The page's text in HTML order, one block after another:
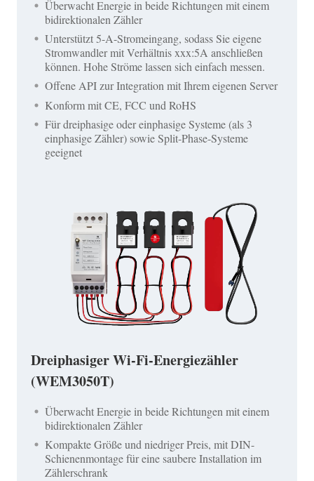
Überwacht Energie in beide Richtungen mit einem
bidirektionalen Zähler
Unterstützt 5-A-Stromeingang, sodass Sie eigene
Stromwandler mit Verhältnis xxx:5A anschließen
können. Hohe Ströme lassen sich einfach messen.
Offene API zur Integration mit Ihrem eigenen Server
Konform mit CE, FCC und RoHS
Für dreiphasige oder einphasige Systeme (als 3
einphasige Zähler) sowie Split-Phase-Systeme
geeignet
Dreiphasiger Wi-Fi-Energiezähler
(WEM3050T)
Überwacht Energie in beide Richtungen mit einem
bidirektionalen Zähler
Kompakte Größe und niedriger Preis, mit DIN-
Schienenmontage für eine saubere Installation im
Zählerschrank